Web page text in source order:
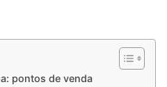
pontos de venda